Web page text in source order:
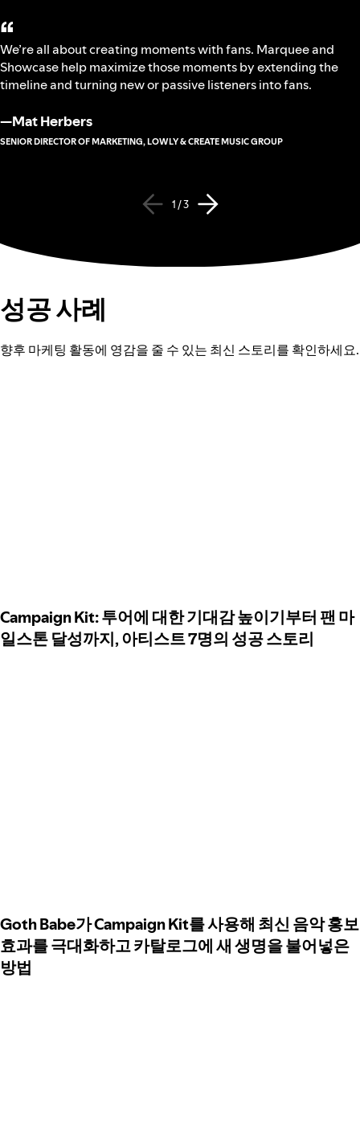
“
We’re all about creating moments with fans. Marquee and
Showcase help maximize those moments by extending the
timeline and turning new or passive listeners into fans.
—Mat Herbers
SENIOR DIRECTOR OF MARKETING, LOWLY & CREATE MUSIC GROUP
1 / 3
성공 사례
향후 마케팅 활동에 영감을 줄 수 있는 최신 스토리를 확인하세요.
Campaign Kit: 투어에 대한 기대감 높이기부터 팬 마
일스톤 달성까지, 아티스트 7명의 성공 스토리
Goth Babe가 Campaign Kit를 사용해 최신 음악 홍보
효과를 극대화하고 카탈로그에 새 생명을 불어넣은
방법